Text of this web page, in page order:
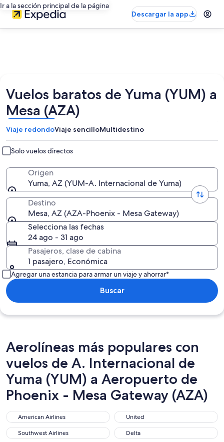
Ir a la sección principal de la página
Descargar la app
Vuelos baratos de Yuma (YUM) a
Mesa (AZA)
Viaje redondoViaje sencilloMultidestino
Solo vuelos directos
Origen
Yuma, AZ (YUM-A. Internacional de Yuma)
Destino
Mesa, AZ (AZA-Phoenix - Mesa Gateway)
Selecciona las fechas
24 ago - 31 ago
Pasajeros, clase de cabina
1 pasajero, Económica
Agregar una estancia para armar un viaje y ahorrar*
Buscar
Aerolíneas más populares con
vuelos de A. Internacional de
Yuma (YUM) a Aeropuerto de
Phoenix - Mesa Gateway (AZA)
American Airlines
American Airlines United
United
Southwest Airlines
Southwest Airlines Delta
Delta